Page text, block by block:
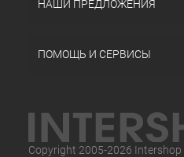
НАШИ ПРЕДЛОЖЕНИЯ
ПОМОЩЬ И СЕРВИСЫ
Copyright 2005-2026 Intershop